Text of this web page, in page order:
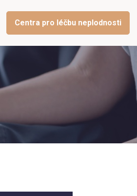
Centra pro léčbu neplodnosti